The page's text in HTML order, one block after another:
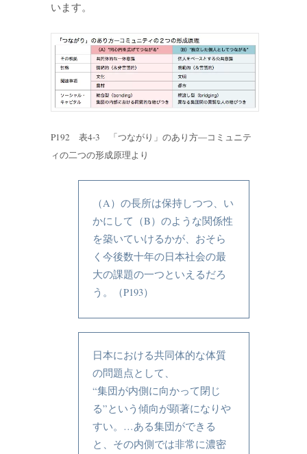
います。
P192 表4-3 「つながり」のあり方―コミュニテ
ィの二つの形成原理より
（A）の長所は保持しつつ、い
かにして（B）のような関係性
を築いていけるかが、おそら
く今後数十年の日本社会の最
大の課題の一つといえるだろ
う。（P193）
日本における共同体的な体質
の問題点として、
“集団が内側に向かって閉じ
る”という傾向が顕著になりや
すい。…ある集団ができる
と、その内側では非常に濃密